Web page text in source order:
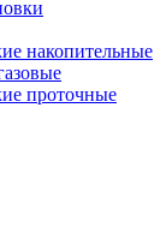
накопительные
проточные